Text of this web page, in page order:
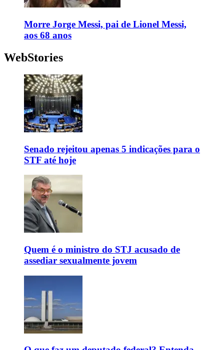
Morre Jorge Messi, pai de Lionel Messi,
aos 68 anos
WebStories
Senado rejeitou apenas 5 indicações para o
STF até hoje
Quem é o ministro do STJ acusado de
assediar sexualmente jovem